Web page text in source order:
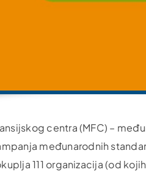
centra (MFC) –
međunarodnih
111 organizacija (od